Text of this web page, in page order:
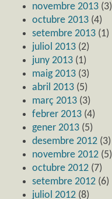
novembre 2013 (3)
octubre 2013 (4)
setembre 2013 (1)
juliol 2013 (2)
juny 2013 (1)
maig 2013 (3)
abril 2013 (5)
març 2013 (3)
febrer 2013 (4)
gener 2013 (5)
desembre 2012 (3)
novembre 2012 (5)
octubre 2012 (7)
setembre 2012 (6)
juliol 2012 (8)